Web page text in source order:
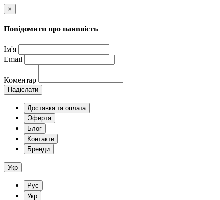
×
Повідомити про наявність
Ім'я
Email
Коментар
Надіслати
Доставка та оплата
Оферта
Блог
Контакти
Бренди
Укр
Рус
Укр